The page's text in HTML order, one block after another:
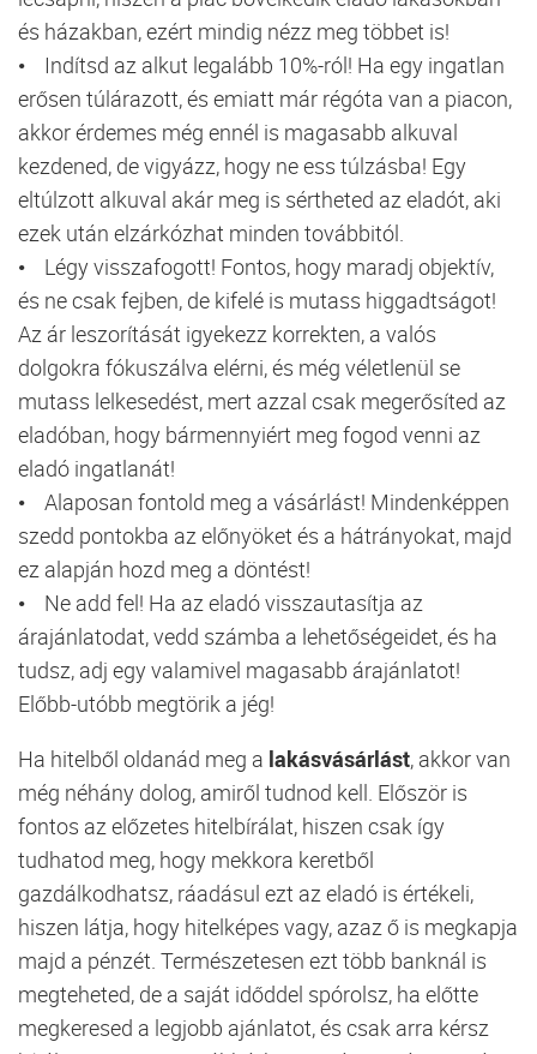
és házakban, ezért mindig nézz meg többet is!
• Indítsd az alkut legalább 10%-ról! Ha egy ingatlan
erősen túlárazott, és emiatt már régóta van a piacon,
akkor érdemes még ennél is magasabb alkuval
kezdened, de vigyázz, hogy ne ess túlzásba! Egy
eltúlzott alkuval akár meg is sértheted az eladót, aki
ezek után elzárkózhat minden továbbitól.
• Légy visszafogott! Fontos, hogy maradj objektív,
és ne csak fejben, de kifelé is mutass higgadtságot!
Az ár leszorítását igyekezz korrekten, a valós
dolgokra fókuszálva elérni, és még véletlenül se
mutass lelkesedést, mert azzal csak megerősíted az
eladóban, hogy bármennyiért meg fogod venni az
eladó ingatlanát!
• Alaposan fontold meg a vásárlást! Mindenképpen
szedd pontokba az előnyöket és a hátrányokat, majd
ez alapján hozd meg a döntést!
• Ne add fel! Ha az eladó visszautasítja az
árajánlatodat, vedd számba a lehetőségeidet, és ha
tudsz, adj egy valamivel magasabb árajánlatot!
Előbb-utóbb megtörik a jég!
Ha hitelből oldanád meg a lakásvásárlást, akkor van
még néhány dolog, amiről tudnod kell. Először is
fontos az előzetes hitelbírálat, hiszen csak így
tudhatod meg, hogy mekkora keretből
gazdálkodhatsz, ráadásul ezt az eladó is értékeli,
hiszen látja, hogy hitelképes vagy, azaz ő is megkapja
majd a pénzét. Természetesen ezt több banknál is
megteheted, de a saját időddel spórolsz, ha előtte
megkeresed a legjobb ajánlatot, és csak arra kérsz